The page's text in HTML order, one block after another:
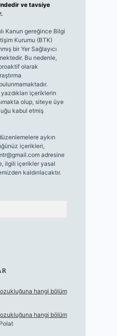
ve tavsiye
Kanun gereğince Bilgi
Kurumu (BTK)
bir Yer Sağlayıcı
Bu nedenle,
olarak
içeriklerin
olup, siteye üye
kabul etmiş
aykırı
içerikleri,
adresine
ilgili içerikler yasal
kaldırılacaktır.
hangi bölüm
hangi bölüm